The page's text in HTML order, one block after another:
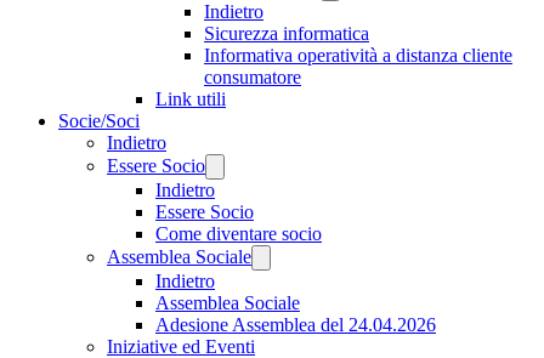
Indietro
Sicurezza informatica
Informativa operatività a distanza cliente
consumatore
Link utili
Socie/Soci
Indietro
Essere Socio
Indietro
Essere Socio
Come diventare socio
Assemblea Sociale
Indietro
Assemblea Sociale
Adesione Assemblea del 24.04.2026
Iniziative ed Eventi